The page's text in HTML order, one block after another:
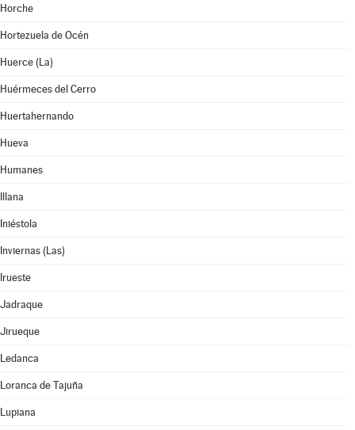
Horche
Hortezuela de Océn
Huerce (La)
Huérmeces del Cerro
Huertahernando
Hueva
Humanes
Illana
Iniéstola
Inviernas (Las)
Irueste
Jadraque
Jirueque
Ledanca
Loranca de Tajuña
Lupiana